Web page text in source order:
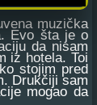
muzička
Evo šta je o
da nisam
iz hotela. Toi
stojim pred
Drukčiji sam
mogao da